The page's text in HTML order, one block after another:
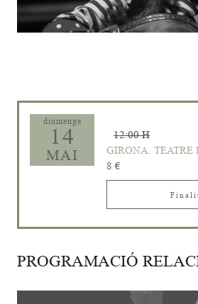
diumenge
14
MAI
12:00 H
GIRONA. TEATRE
8 €
PROGRAMACIÓ